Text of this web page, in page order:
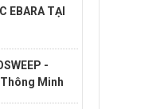
EBARA TẠI
-
Thông Minh